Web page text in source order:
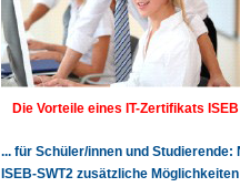
Die Vorteile eines IT-Zertifikats ISEB
... für Schüler/innen und
ISEB-SWT2 zusätzliche